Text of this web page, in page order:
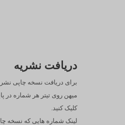
دریافت نشریه
برای دریافت نسخه چاپی
میهن روی تیتر هر شماره در
کلیک کنید.
لینک شماره هایی که نسخه